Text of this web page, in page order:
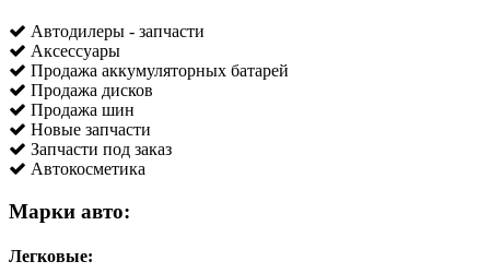
Автодилеры - запчасти
Аксессуары
Продажа аккумуляторных батарей
Продажа дисков
Продажа шин
Новые запчасти
Запчасти под заказ
Автокосметика
Марки авто:
Легковые: